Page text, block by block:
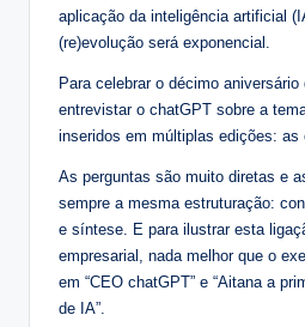
aplicação da inteligência artificial
(re)evolução será exponencial.
Para celebrar o décimo
entrevistar o chatGPT sobre a
inseridos em múltiplas edições: as
As perguntas são muito diretas e
sempre a mesma estruturação:
e síntese. E para ilustrar esta
empresarial, nada melhor que o
em “CEO chatGPT” e “Aitana a
de IA”.